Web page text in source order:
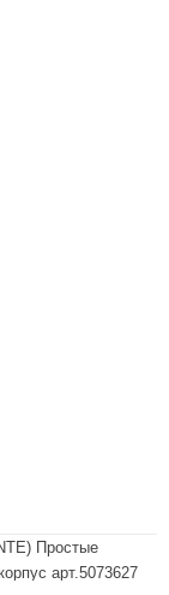
Простые
арт.5073627